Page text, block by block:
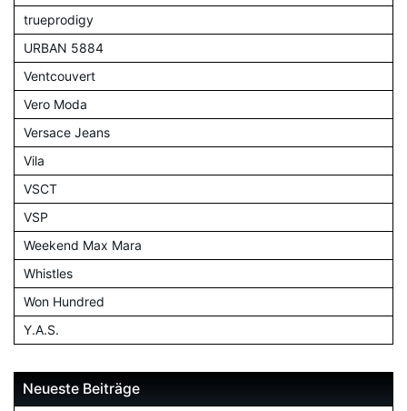
trueprodigy
URBAN 5884
Ventcouvert
Vero Moda
Versace Jeans
Vila
VSCT
VSP
Weekend Max Mara
Whistles
Won Hundred
Y.A.S.
Neueste Beiträge